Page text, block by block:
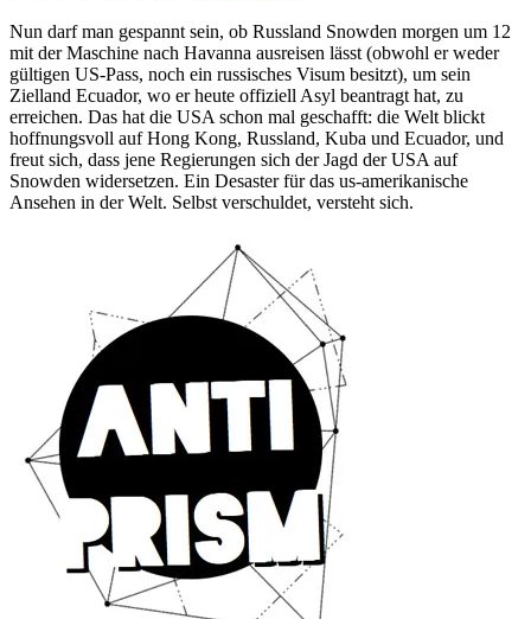
Nun darf man gespannt sein, ob Russland Snowden morgen um 12
mit der Maschine nach Havanna ausreisen lässt (obwohl er weder
gültigen US-Pass, noch ein russisches Visum besitzt), um sein
Zielland Ecuador, wo er heute offiziell Asyl beantragt hat, zu
erreichen. Das hat die USA schon mal geschafft: die Welt blickt
hoffnungsvoll auf Hong Kong, Russland, Kuba und Ecuador, und
freut sich, dass jene Regierungen sich der Jagd der USA auf
Snowden widersetzen. Ein Desaster für das us-amerikanische
Ansehen in der Welt. Selbst verschuldet, versteht sich.